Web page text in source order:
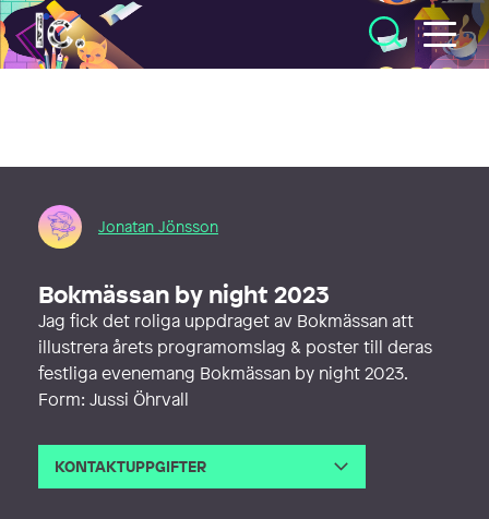
Illustratörcentrum
Jonatan Jönsson
Bokmässan by night 2023
Jag fick det roliga uppdraget av Bokmässan att
illustrera årets programomslag & poster till deras
festliga evenemang Bokmässan by night 2023.
Form: Jussi Öhrvall
KONTAKTUPPGIFTER